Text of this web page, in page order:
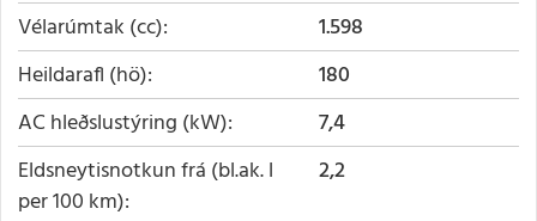
Vélarúmtak (cc)
1.598
Heildarafl (hö)
180
AC hleðslustýring (kW)
7,4
Eldsneytisnotkun frá (bl.ak. l
per 100 km)
2,2